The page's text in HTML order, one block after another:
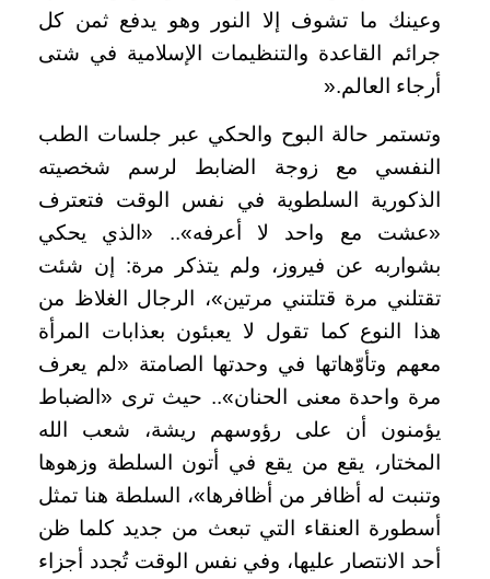
وعينك ما تشوف إلا النور وهو يدفع ثمن كل
جرائم القاعدة والتنظيمات الإسلامية في شتى
أرجاء العالم».
وتستمر حالة البوح والحكي عبر جلسات الطب
النفسي مع زوجة الضابط لرسم شخصيته
الذكورية السلطوية في نفس الوقت فتعترف
«عشت مع واحد لا أعرفه».. «الذي يحكي
بشواربه عن فيروز، ولم يتذكر مرة: إن شئت
تقتلني مرة قتلتني مرتين»، الرجال الغلاظ من
هذا النوع كما تقول لا يعبئون بعذابات المرأة
معهم وتأوّهاتها في وحدتها الصامتة «لم يعرف
مرة واحدة معنى الحنان».. حيث ترى «الضباط
يؤمنون أن على رؤوسهم ريشة، شعب الله
المختار، يقع من يقع في أتون السلطة وزهوها
وتنبت له أظافر من أظافرها»، السلطة هنا تمثل
أسطورة العنقاء التي تبعث من جديد كلما ظن
أحد الانتصار عليها، وفي نفس الوقت تُجدد أجزاء